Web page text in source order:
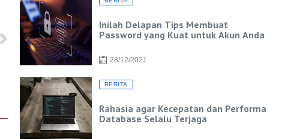
Inilah Delapan Tips Membuat
Password yang Kuat untuk Akun Anda
28/12/2021
BERITA
Rahasia agar Kecepatan dan Performa
Database Selalu Terjaga